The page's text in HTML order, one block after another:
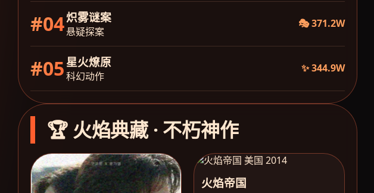
#04炽雾谜案
悬疑探案
🎭 371.2W
#05 星火燎原
科幻动作
✨ 344.9W
🏆 火焰典藏 · 不朽神作
火焰帝国